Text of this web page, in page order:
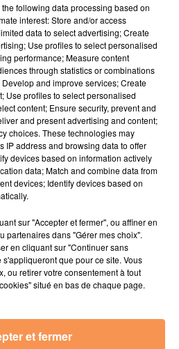
15h44 par
pass de 2h à Calicéo !
bon d'achat d'une valeur de 50€ avec
!
the following data processing based on
interest: Store and/or access
data to select advertising; Create
Use profiles to select personalised
performance; Measure content
through statistics or combinations
and improve services; Create
Use profiles to select personalised
content; Ensure security, prevent and
and present advertising and content;
choices. These technologies may
IP address and browsing data to offer
devices based on information actively
data; Match and combine data from
devices; Identify devices based on
sur "Accepter et fermer", ou affiner en
partenaires dans "Gérer mes choix".
en cliquant sur "Continuer sans
que pour ce site. Vous
ou retirer votre consentement à tout
situé en bas de chaque page.
et fermer